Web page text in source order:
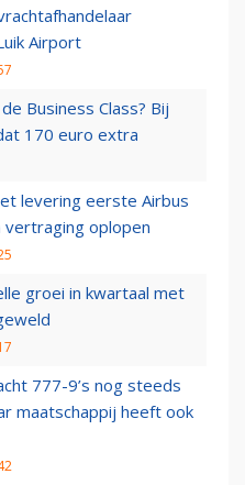
Airport
Business Class? Bij
170 euro extra
levering eerste Airbus
vertraging oplopen
groei in kwartaal met
777-9’s nog steeds
maatschappij heeft ook